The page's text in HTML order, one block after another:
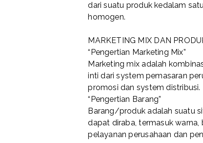
dari suatu produk kedalam
homogen.
MARKETING MIX DAN
“Pengertian Marketing Mix”
Marketing mix adalah
inti dari system pemasaran
promosi dan system distribusi.
“Pengertian Barang”
Barang/produk adalah suatu
dapat diraba, termasuk warna,
pelayanan perusahaan dan